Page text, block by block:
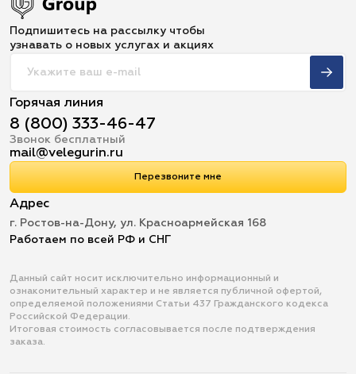
Подпишитесь на рассылку чтобы
узнавать о новых услугах и акциях
Горячая линия
8 (800) 333-46-47
Звонок бесплатный
mail@velegurin.ru
Перезвоните мне
Адрес
г. Ростов-на-Дону, ул. Красноармейская 168
Работаем по всей РФ и СНГ
Данный сайт носит исключительно информационный и
ознакомительный характер и не является публичной офертой,
определяемой положениями Статьи 437 Гражданского кодекса
Российской Федерации.
Итоговая стоимость согласовывается после подтверждения
заказа.